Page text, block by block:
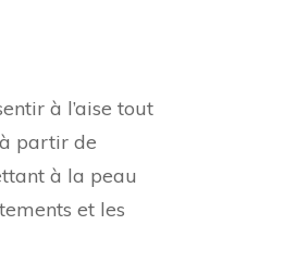
à l’aise tout
partir de
à la peau
et les